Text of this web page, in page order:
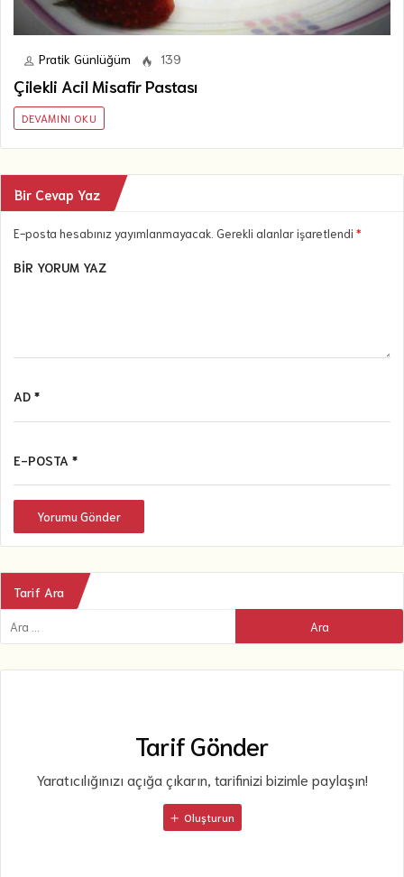
Pratik Günlüğüm 139
Çilekli Acil Misafir Pastası
DEVAMINI OKU
Bir Cevap Yaz
E-posta hesabınız yayımlanmayacak. Gerekli alanlar işaretlendi *
BIR YORUM YAZ
AD *
E-POSTA *
Yorumu Gönder
Tarif Ara
Tarif Gönder
Yaratıcılığınızı açığa çıkarın, tarifinizi bizimle paylaşın!
Oluşturun